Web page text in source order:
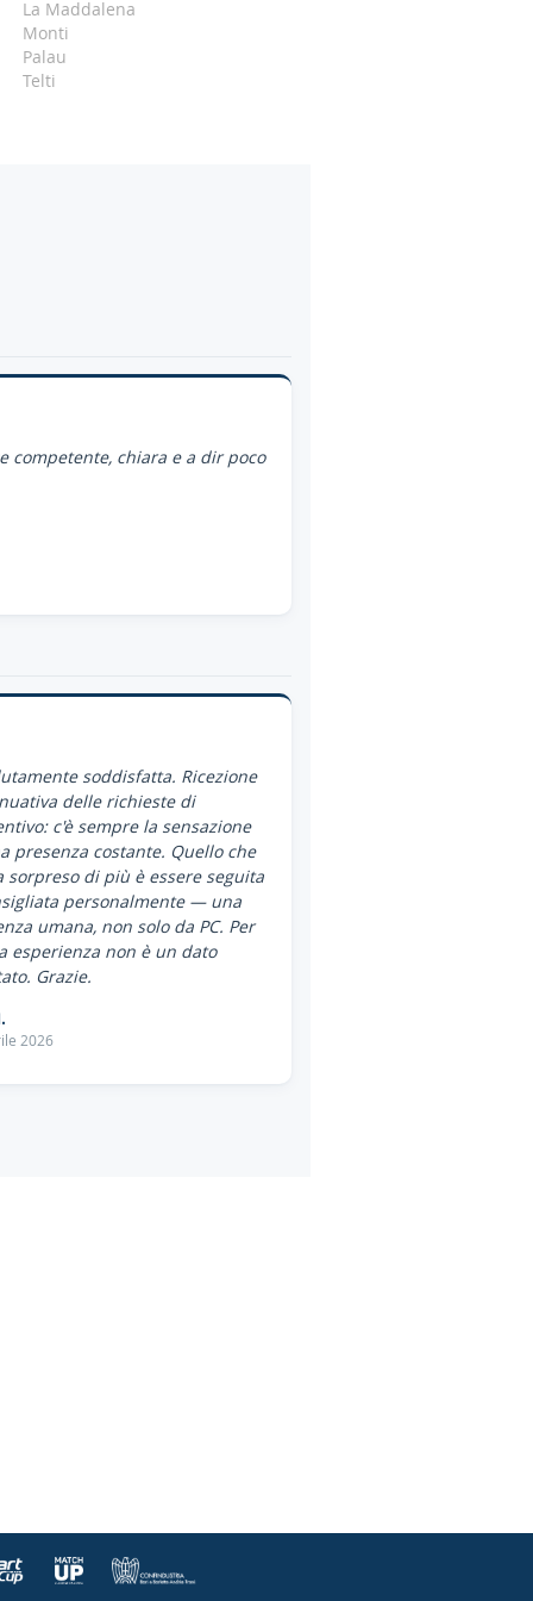
La Maddalena
Monti
Palau
Telti
competente, chiara e a dir poco
soddisfatta. Ricezione
delle richieste di
c'è sempre la sensazione
presenza costante. Quello che
sorpreso di più è essere seguita
personalmente — una
umana, non solo da PC. Per
esperienza non è un dato
Grazie.
2026